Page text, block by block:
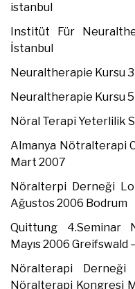
istanbul
Institüt Für
İstanbul
Neuraltherapie Kursu
Neuraltherapie Kursu
Nöral Terapi Yeterlilik
Almanya Nötralterapi
Mart 2007
Nöralterpi Derneği
Ağustos 2006 Bodrum
Quittung 4.Seminar
Mayıs 2006 Greifswald
Nöralterapi Derneği
Nöralterapi Kongresi